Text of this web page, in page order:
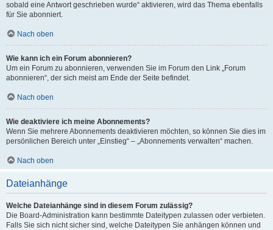
sobald eine Antwort geschrieben wurde“ aktivieren, wird das Thema ebenfalls
für Sie abonniert.
Nach oben
Wie kann ich ein Forum abonnieren?
Um ein Forum zu abonnieren, verwenden Sie im Forum den Link „Forum
abonnieren“, der sich meist am Ende der Seite befindet.
Nach oben
Wie deaktiviere ich meine Abonnements?
Wenn Sie mehrere Abonnements deaktivieren möchten, so können Sie dies im
persönlichen Bereich unter „Einstieg“ – „Abonnements verwalten“ machen.
Nach oben
Dateianhänge
Welche Dateianhänge sind in diesem Forum zulässig?
Die Board-Administration kann bestimmte Dateitypen zulassen oder verbieten.
Falls Sie sich nicht sicher sind, welche Dateitypen Sie anhängen können und